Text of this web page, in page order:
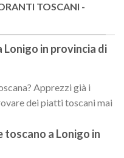
TOSCANI -
Lonigo in provincia di
Apprezzi già i
dei piatti toscani mai
toscano a Lonigo in